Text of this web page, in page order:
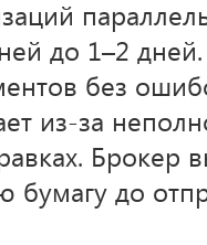
до 1–2 дней.
без
из-за
Брокер
бумагу до